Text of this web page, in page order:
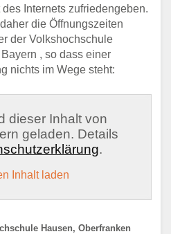
Internets zufriedengeben.
die Öffnungszeiten
der Volkshochschule
, so dass einer
nichts im Wege steht:
dieser Inhalt von
geladen. Details
.
Inhalt laden
Hausen, Oberfranken